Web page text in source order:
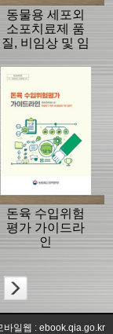
동물용 세포외
소포치료제 품
질, 비임상 및 임
라인
돈육 수입위험
평가 가이드라
인
바일웹 : ebook.qia.go.kr